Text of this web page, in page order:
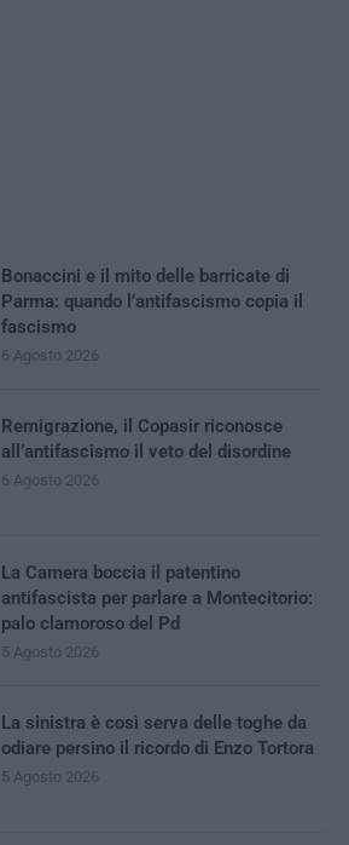
Bonaccini e il mito delle barricate di
Parma: quando l’antifascismo copia il
fascismo
6 Agosto 2026
Remigrazione, il Copasir riconosce
all’antifascismo il veto del disordine
6 Agosto 2026
La Camera boccia il patentino
antifascista per parlare a Montecitorio:
palo clamoroso del Pd
5 Agosto 2026
La sinistra è così serva delle toghe da
odiare persino il ricordo di Enzo Tortora
5 Agosto 2026